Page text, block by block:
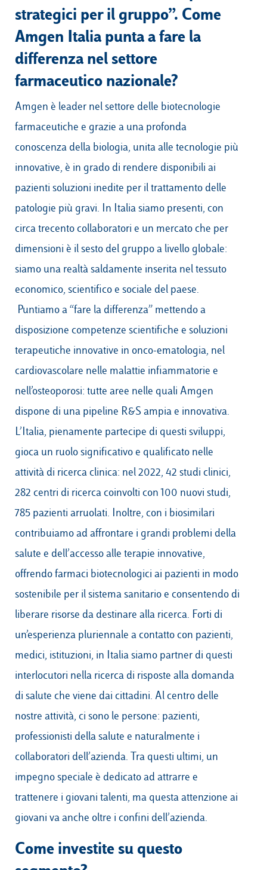
strategici per il gruppo”. Come
Amgen Italia punta a fare la
differenza nel settore
farmaceutico nazionale?
Amgen è leader nel settore delle biotecnologie
farmaceutiche e grazie a una profonda
conoscenza della biologia, unita alle tecnologie più
innovative, è in grado di rendere disponibili ai
pazienti soluzioni inedite per il trattamento delle
patologie più gravi. In Italia siamo presenti, con
circa trecento collaboratori e un mercato che per
dimensioni è il sesto del gruppo a livello globale:
siamo una realtà saldamente inserita nel tessuto
economico, scientifico e sociale del paese.
Puntiamo a “fare la differenza” mettendo a
disposizione competenze scientifiche e soluzioni
terapeutiche innovative in onco-ematologia, nel
cardiovascolare nelle malattie infiammatorie e
nell’osteoporosi: tutte aree nelle quali Amgen
dispone di una pipeline R&S ampia e innovativa.
L’Italia, pienamente partecipe di questi sviluppi,
gioca un ruolo significativo e qualificato nelle
attività di ricerca clinica: nel 2022, 42 studi clinici,
282 centri di ricerca coinvolti con 100 nuovi studi,
785 pazienti arruolati. Inoltre, con i biosimilari
contribuiamo ad affrontare i grandi problemi della
salute e dell’accesso alle terapie innovative,
offrendo farmaci biotecnologici ai pazienti in modo
sostenibile per il sistema sanitario e consentendo di
liberare risorse da destinare alla ricerca. Forti di
un’esperienza pluriennale a contatto con pazienti,
medici, istituzioni, in Italia siamo partner di questi
interlocutori nella ricerca di risposte alla domanda
di salute che viene dai cittadini. Al centro delle
nostre attività, ci sono le persone: pazienti,
professionisti della salute e naturalmente i
collaboratori dell’azienda. Tra questi ultimi, un
impegno speciale è dedicato ad attrarre e
trattenere i giovani talenti, ma questa attenzione ai
giovani va anche oltre i confini dell’azienda.
Come investite su questo